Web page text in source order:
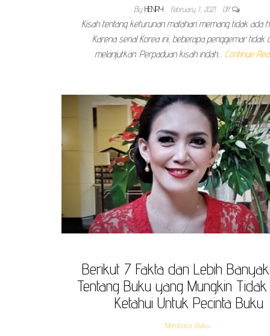
By HENRY February 1, 2021 Off
Kisah tentang keturunan matahari memang tidak ada
Karena serial Korea ini, beberapa penggemar tidak
melanjutkan. Perpaduan kisah indah… Continue
Berikut 7 Fakta dan Lebih
Tentang Buku yang Mungkin
Ketahui Untuk Pecinta Buku
Membaca Buku